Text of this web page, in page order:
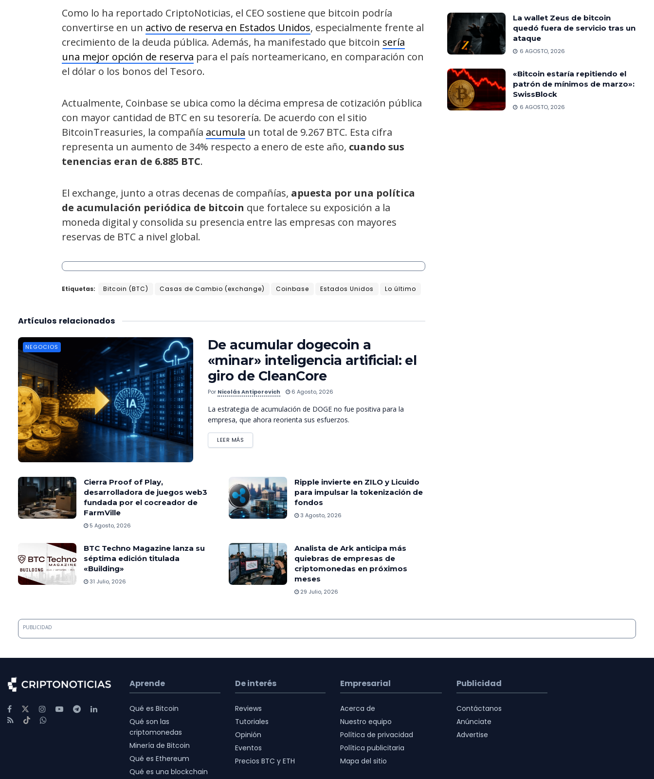
Como lo ha reportado CriptoNoticias, el CEO sostiene que bitcoin podría
convertirse en un activo de reserva en Estados Unidos, especialmente frente al
crecimiento de la deuda pública. Además, ha manifestado que bitcoin sería
una mejor opción de reserva para el país norteamericano, en comparación con
el dólar o los bonos del Tesoro.
Actualmente, Coinbase se ubica como la décima empresa de cotización pública
con mayor cantidad de BTC en su tesorería. De acuerdo con el sitio
BitcoinTreasuries, la compañía acumula un total de 9.267 BTC. Esta cifra
representa un aumento de 34% respecto a enero de este año, cuando sus
tenencias eran de 6.885 BTC.
El exchange, junto a otras decenas de compañías, apuesta por una política
de acumulación periódica de bitcoin que fortalece su exposición a la
moneda digital y consolida su presencia entre las empresas con mayores
reservas de BTC a nivel global.
Etiquetas: Bitcoin (BTC) Casas de Cambio (exchange) Coinbase Estados Unidos Lo último
relacionados
Artículos
NEGOCIOS
De acumular dogecoin a
«minar» inteligencia artificial: el
giro de CleanCore
Por Nicolás Antiporovich 6 Agosto, 2026
La estrategia de acumulación de DOGE no fue positiva para la
empresa, que ahora reorienta sus esfuerzos.
LEER MÁS
Cierra Proof of Play,
desarrolladora de juegos web3
fundada por el cocreador de
FarmVille
5 Agosto, 2026
Ripple invierte en ZILO y Licuido
para impulsar la tokenización de
fondos
3 Agosto, 2026
BTC Techno Magazine lanza su
séptima edición titulada
«Building»
31 Julio, 2026
Analista de Ark anticipa más
quiebras de empresas de
criptomonedas en próximos
meses
29 Julio, 2026
La wallet Zeus de bitcoin
quedó fuera de servicio tras un
ataque
6 AGOSTO, 2026
«Bitcoin estaría repitiendo el
patrón de mínimos de marzo»:
SwissBlock
6 AGOSTO, 2026
PUBLICIDAD
Aprende
Qué es Bitcoin
Qué son las
criptomonedas
Minería de Bitcoin
Qué es Ethereum
Qué es una blockchain
De interés
Reviews
Tutoriales
Opinión
Eventos
Precios BTC y ETH
Empresarial
Acerca de
Nuestro equipo
Política de privacidad
Política publicitaria
Mapa del sitio
Publicidad
Contáctanos
Anúnciate
Advertise